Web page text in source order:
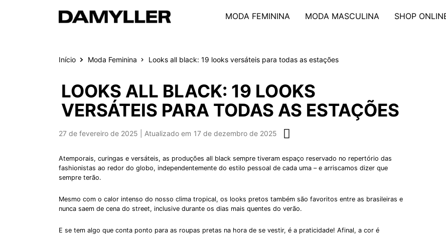
MODA FEMININA
MODA MASCULINA SHOP
Início Moda Feminina Looks all black: 19 looks versáteis para todas as estações
LOOKS ALL BLACK: 19 LOOKS
VERSÁTEIS PARA TODAS AS ESTAÇÕES
Publicado em
27 de fevereiro de 2025 17 de dezembro de 2025
Atemporais, curingas e versáteis, as produções all black sempre tiveram espaço reservado no repertório das
fashionistas ao redor do globo, independentemente do estilo pessoal de cada uma – e arriscamos dizer que
sempre terão.
Mesmo com o calor intenso do nosso clima tropical, os looks pretos também são favoritos entre as brasileiras e
nunca saem de cena do street, inclusive durante os dias mais quentes do verão.
E se tem algo que conta ponto para as roupas pretas na hora de se vestir, é a praticidade! Afinal, a cor é